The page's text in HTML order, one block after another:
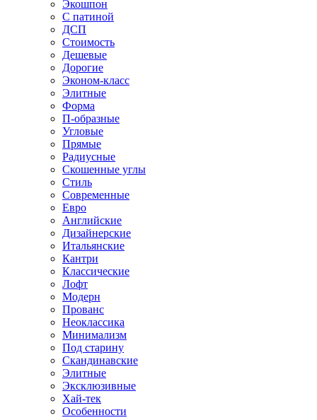
Экошпон
С патиной
ДСП
Стоимость
Дешевые
Дорогие
Эконом-класс
Элитные
Форма
П-образные
Угловые
Прямые
Радиусные
Скошенные углы
Стиль
Современные
Евро
Английские
Дизайнерские
Итальянские
Кантри
Классические
Лофт
Модерн
Прованс
Неоклассика
Минимализм
Под старину
Скандинавские
Элитные
Эксклюзивные
Хай-тек
Особенности